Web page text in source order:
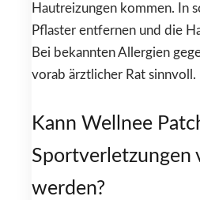
Hautreizungen kommen. In
Pflaster entfernen und die
Bei bekannten Allergien
vorab ärztlicher Rat sinnvoll.
Kann Wellnee
Sportverletzungen
werden?